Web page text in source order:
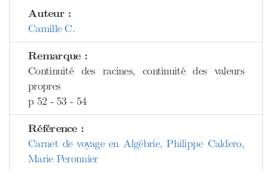
Auteur :
Camille C.
Remarque :
Continuité des racines, continuité des valeurs
propres
p 52 - 53 - 54
Référence :
Carnet de voyage en Algébrie, Philippe Caldero,
Marie Peronnier